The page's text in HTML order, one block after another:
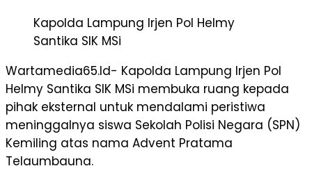
Kapolda Lampung Irjen Pol Helmy
Santika SIK MSi
Wartamedia65.Id- Kapolda Lampung Irjen Pol
Helmy Santika SIK MSi membuka ruang kepada
pihak eksternal untuk mendalami peristiwa
meninggalnya siswa Sekolah Polisi Negara (SPN)
Kemiling atas nama Advent Pratama
Telaumbauna.